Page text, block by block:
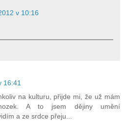
v 10:16
16:41
na kulturu, přijde mi, že už mám
A to jsem dějiny umění
a ze srdce přeju...